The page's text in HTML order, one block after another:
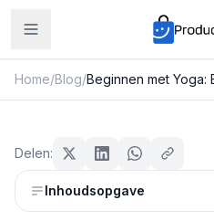
Home/Blog/
Beginnen met
Basisoefeningen
Nieuwkomers
Delen:
Inhoudsopgave